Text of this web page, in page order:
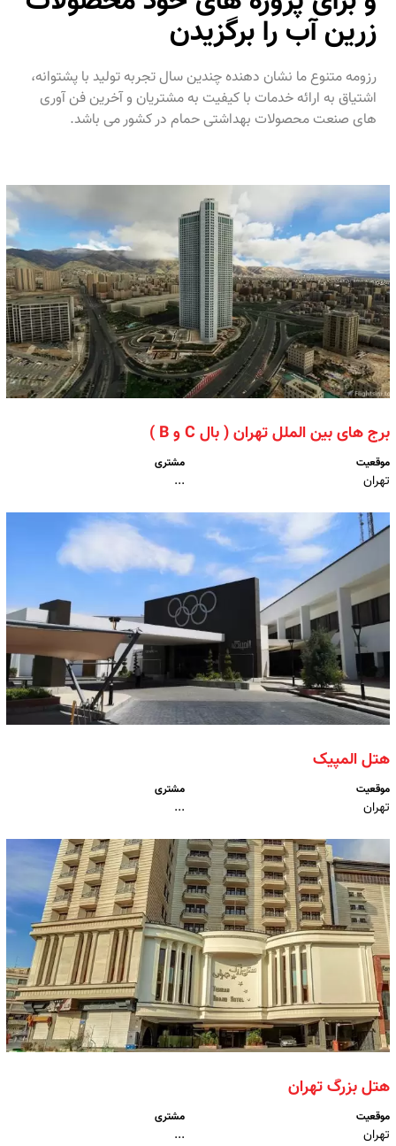
زرین آب را برگزیدن
رزومه متنوع ما نشان دهنده چندین سال تجربه تولید با پشتوانه،
اشتیاق به ارائه خدمات با کیفیت به مشتریان و آخرین فن آوری
های صنعت محصولات بهداشتی حمام در کشور می باشد.
برج های بین الملل تهران ( بال C و B )
موقعیت
تهران
مشتری
...
هتل المپیک
موقعیت
تهران
مشتری
...
هتل بزرگ تهران
موقعیت
تهران
مشتری
...